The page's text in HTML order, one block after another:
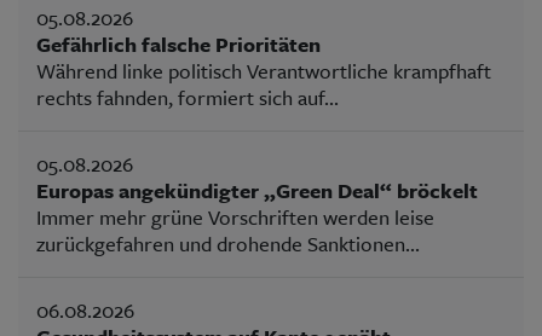
05.08.2026
Gefährlich falsche Prioritäten
Während linke politisch Verantwortliche krampfhaft
rechts fahnden, formiert sich auf...
05.08.2026
Europas angekündigter „Green Deal“ bröckelt
Immer mehr grüne Vorschriften werden leise
zurückgefahren und drohende Sanktionen...
06.08.2026